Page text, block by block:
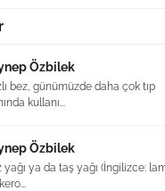
Özbilek
bez, günümüzde daha çok tıp
kullanı...
Özbilek
yağı ya da taş yağı (İngilizce: